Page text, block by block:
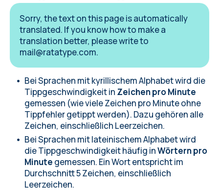
Sorry, the text on this page is automatically
translated. If you know how to make a
translation better, please write to
mail@ratatype.com.
Bei Sprachen mit kyrillischem Alphabet wird die
Tippgeschwindigkeit in Zeichen pro Minute
gemessen (wie viele Zeichen pro Minute ohne
Tippfehler getippt werden). Dazu gehören alle
Zeichen, einschließlich Leerzeichen.
Bei Sprachen mit lateinischem Alphabet wird
die Tippgeschwindigkeit häufig inWörtern pro
Minute gemessen. Ein Wort entspricht im
Durchschnitt 5 Zeichen, einschließlich
Leerzeichen.